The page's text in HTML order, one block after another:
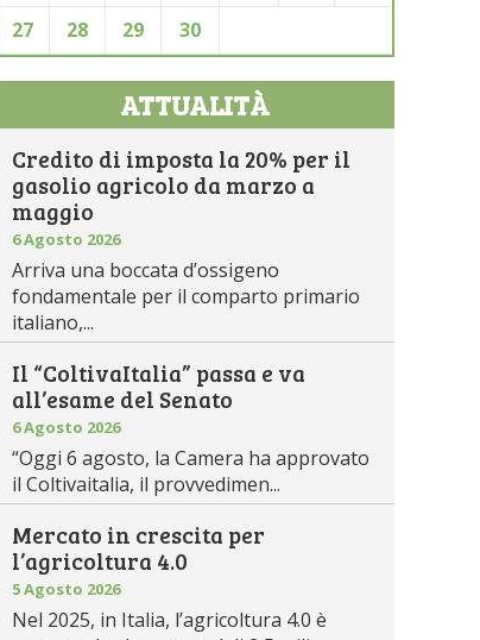
27
28 29 30
ATTUALITÀ
Credito di imposta la 20% per il
gasolio agricolo da marzo a
maggio
6 Agosto 2026
Arriva una boccata d’ossigeno
fondamentale per il comparto primario
italiano,...
Il “ColtivaItalia” passa e va
all’esame del Senato
6 Agosto 2026
“Oggi 6 agosto, la Camera ha approvato
il Coltivaitalia, il provvedimen...
Mercato in crescita per
l’agricoltura 4.0
5 Agosto 2026
Nel 2025, in Italia, l’agricoltura 4.0 è